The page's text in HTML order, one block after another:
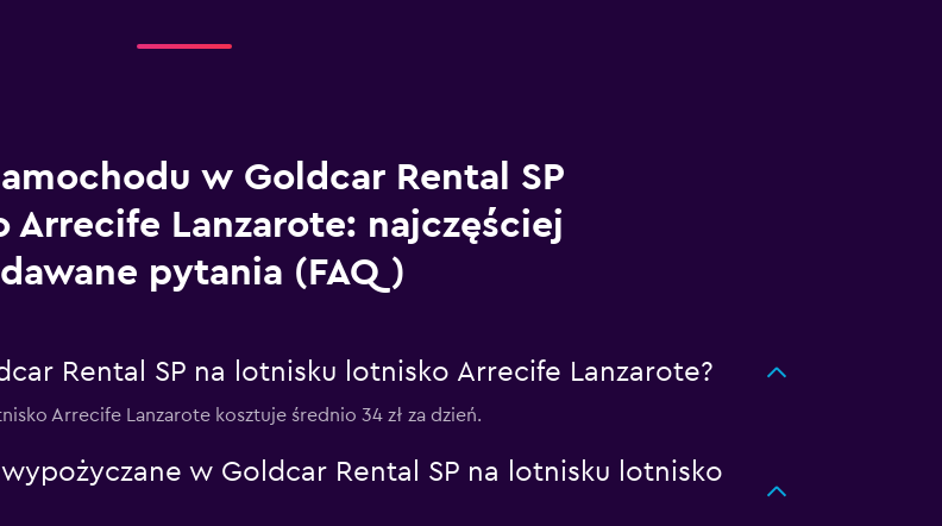
w Goldcar Rental SP
Arrecife Lanzarote: najczęściej
pytania (FAQ)
Rental SP na lotnisku lotnisko Arrecife Lanzarote?
Arrecife Lanzarote kosztuje średnio 34 zł za dzień.
w Goldcar Rental SP na lotnisku lotnisko